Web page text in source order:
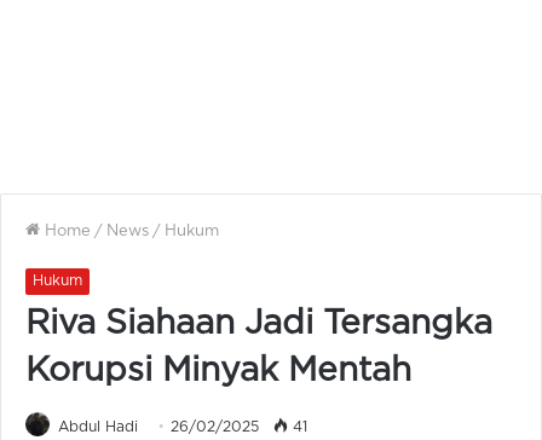
Home / News / Hukum
Hukum
Riva Siahaan Jadi Tersangka
Korupsi Minyak Mentah
Abdul Hadi 26/02/2025 41